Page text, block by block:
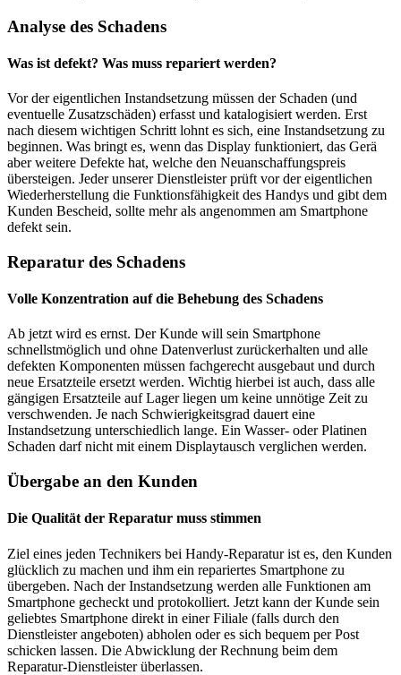
Analyse des Schadens
Was ist defekt? Was muss repariert werden?
Vor der eigentlichen Instandsetzung müssen der Schaden (und
eventuelle Zusatzschäden) erfasst und katalogisiert werden. Erst
nach diesem wichtigen Schritt lohnt es sich, eine Instandsetzung zu
beginnen. Was bringt es, wenn das Display funktioniert, das Gerä
aber weitere Defekte hat, welche den Neuanschaffungspreis
übersteigen. Jeder unserer Dienstleister prüft vor der eigentlichen
Wiederherstellung die Funktionsfähigkeit des Handys und gibt dem
Kunden Bescheid, sollte mehr als angenommen am Smartphone
defekt sein.
Reparatur des Schadens
Volle Konzentration auf die Behebung des Schadens
Ab jetzt wird es ernst. Der Kunde will sein Smartphone
schnellstmöglich und ohne Datenverlust zurückerhalten und alle
defekten Komponenten müssen fachgerecht ausgebaut und durch
neue Ersatzteile ersetzt werden. Wichtig hierbei ist auch, dass alle
gängigen Ersatzteile auf Lager liegen um keine unnötige Zeit zu
verschwenden. Je nach Schwierigkeitsgrad dauert eine
Instandsetzung unterschiedlich lange. Ein Wasser- oder Platinen
Schaden darf nicht mit einem Displaytausch verglichen werden.
Übergabe an den Kunden
Die Qualität der Reparatur muss stimmen
Ziel eines jeden Technikers bei Handy-Reparatur ist es, den Kunden
glücklich zu machen und ihm ein repariertes Smartphone zu
übergeben. Nach der Instandsetzung werden alle Funktionen am
Smartphone gecheckt und protokolliert. Jetzt kann der Kunde sein
geliebtes Smartphone direkt in einer Filiale (falls durch den
Dienstleister angeboten) abholen oder es sich bequem per Post
schicken lassen. Die Abwicklung der Rechnung beim dem
Reparatur-Dienstleister überlassen.